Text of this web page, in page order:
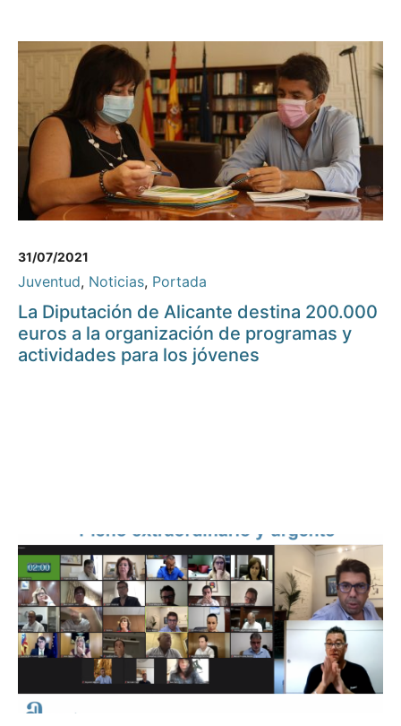
31/07/2021
Juventud, Noticias, Portada
La Diputación de Alicante destina 200.000
euros a la organización de programas y
actividades para los jóvenes